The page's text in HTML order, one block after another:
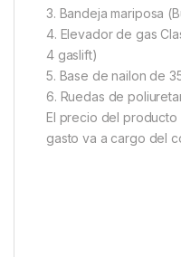
3. Bandeja mariposa
4. Elevador de gas
4 gaslift)
5. Base de nailon de
6. Ruedas de
El precio del
gasto va a cargo del